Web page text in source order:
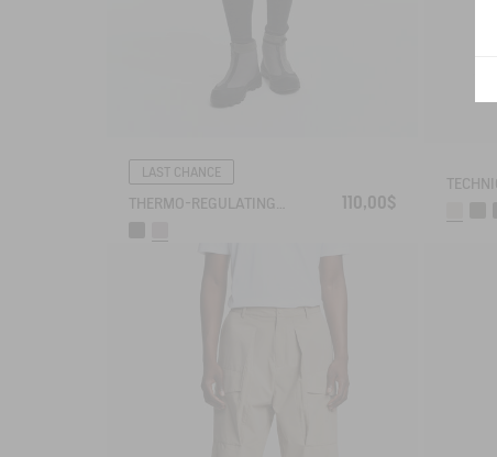
LAST CHANCE
THERMO-REGULATING LEGGING 110,00$